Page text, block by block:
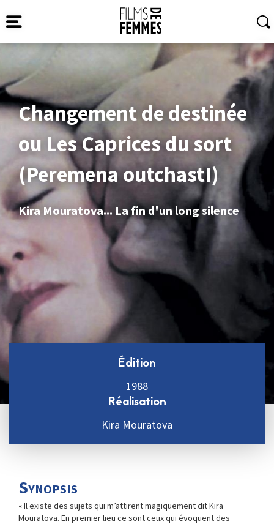
Changement de destinée
ou Les Caprices du sort
(Peremena outchastI)
Kira Mouratova... La fin d'un long silence
Édition
1988
Réalisation
Kira Mouratova
Synopsis
« Il existe des sujets qui m’attirent magiquement dit Kira
Mouratova. En premier lieu ce sont ceux qui évoquent des